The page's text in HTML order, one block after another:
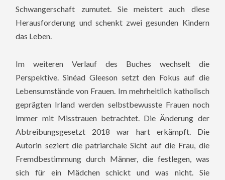
Schwangerschaft zumutet. Sie meistert auch diese
Herausforderung und schenkt zwei gesunden Kindern
das Leben.
Im weiteren Verlauf des Buches wechselt die
Perspektive. Sinéad Gleeson setzt den Fokus auf die
Lebensumstände von Frauen. Im mehrheitlich katholisch
geprägten Irland werden selbstbewusste Frauen noch
immer mit Misstrauen betrachtet. Die Änderung der
Abtreibungsgesetzt 2018 war hart erkämpft. Die
Autorin seziert die patriarchale Sicht auf die Frau, die
Fremdbestimmung durch Männer, die festlegen, was
sich für ein Mädchen schickt und was nicht. Sie